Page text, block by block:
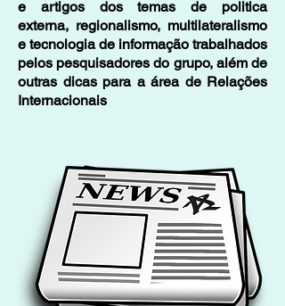
e artigos dos temas de politica
externa, regionalismo, multilateralismo
e tecnologia de informação trabalhados
pelos pesquisadores do grupo, além de
outras dicas para a área de Relações
Internacionais